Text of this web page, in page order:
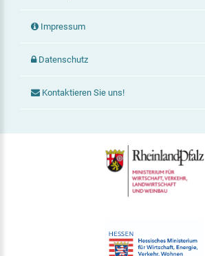
Impressum
Datenschutz
Kontaktieren Sie uns!